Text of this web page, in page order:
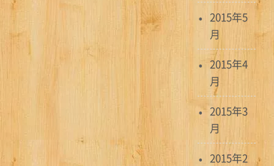
2015年5
月
2015年4
月
2015年3
月
2015年2